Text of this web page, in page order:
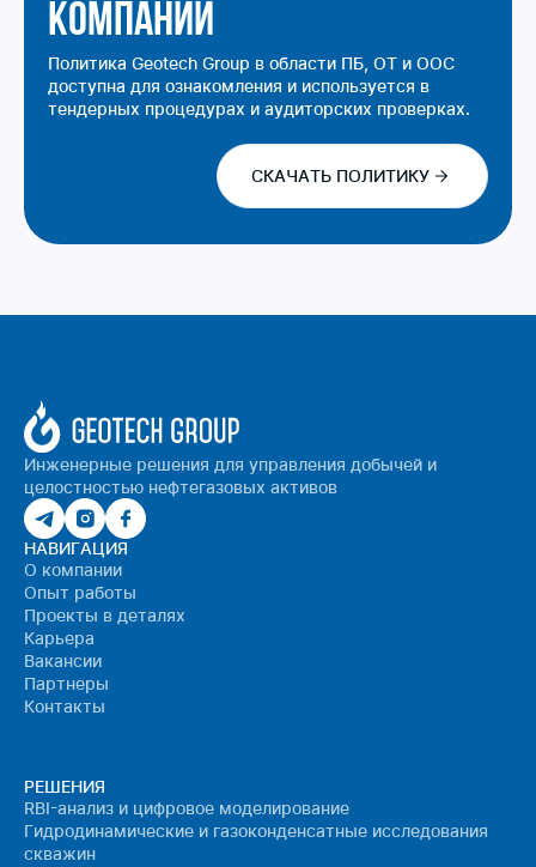
компании
Политика Geotech Group в области ПБ, ОТ и ООС
доступна для ознакомления и используется в
тендерных процедурах и аудиторских проверках.
СКАЧАТЬ ПОЛИТИКУ
Инженерные решения для управления добычей и
целостностью нефтегазовых активов
НАВИГАЦИЯ
О компании
Опыт работы
Проекты в деталях
Карьера
Вакансии
Партнеры
Контакты
РЕШЕНИЯ
RBI-анализ и цифровое моделирование
Гидродинамические и газоконденсатные исследования
скважин